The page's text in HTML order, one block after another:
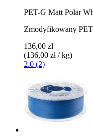
PET-G Matt Polar
Zmodyfikowany
136,00 zł
(136,00 zł / kg)
2.0 (2)